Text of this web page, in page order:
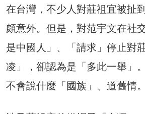
在台灣，不少人對莊祖宜被扯
頗意外。但是，對范宇文在社
是中國人」、「請求」停止對
凌」，卻認為是「多此一舉」
不會說什麼「國族」、道舊情。